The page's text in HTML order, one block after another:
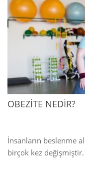
OBEZİTE NEDİR?
İnsanların beslenme
birçok kez